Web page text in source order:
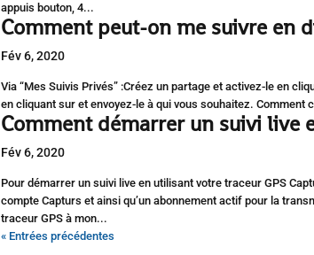
appuis bouton, 4...
Comment peut-on me suivre en
Fév 6, 2020
Via “Mes Suivis Privés” :Créez un partage et activez-le en
en cliquant sur et envoyez-le à qui vous souhaitez. Comment
Comment démarrer un suivi live
Fév 6, 2020
Pour démarrer un suivi live en utilisant votre traceur GPS
compte Capturs et ainsi qu’un abonnement actif pour la
traceur GPS à mon...
« Entrées précédentes